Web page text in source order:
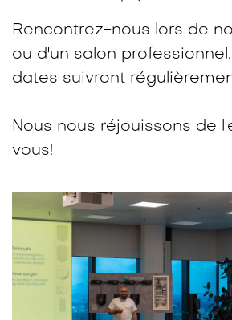
Rencontrez-nous lors de
ou d'un salon
dates suivront
Nous nous réjouissons de
vous!